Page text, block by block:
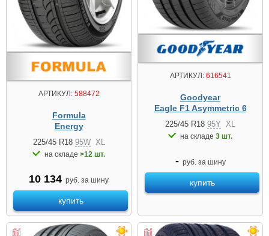
АРТИКУЛ:588472
Formula
Energy
225/45 R18 95W XL
на складе >12 шт.
10 134 руб. за шину
купить
АРТИКУЛ:616541
Goodyear
Eagle F1 Asymmetric 6
225/45 R18 95Y XL
на складе 3 шт.
- руб. за шину
купить